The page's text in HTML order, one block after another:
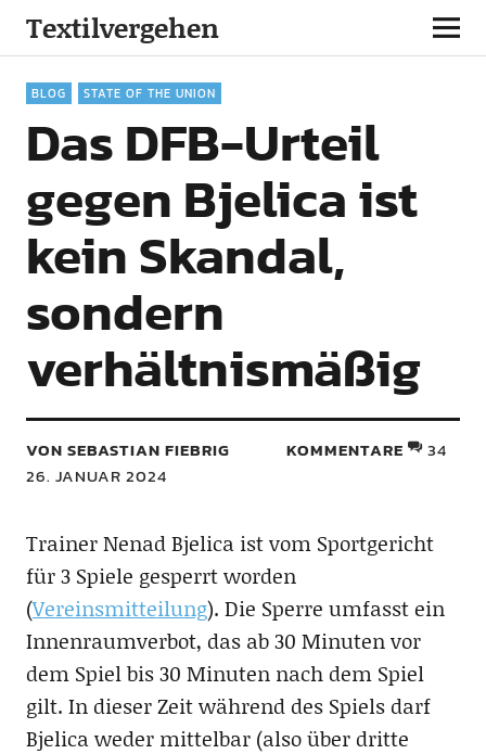
Textilvergehen
BLOG STATE OF THE UNION
Das DFB-Urteil
gegen Bjelica ist
kein Skandal,
sondern
verhältnismäßig
VON SEBASTIAN FIEBRIG
26. JANUAR 2024
KOMMENTARE 34
Trainer Nenad Bjelica ist vom Sportgericht
für 3 Spiele gesperrt worden
(Vereinsmitteilung). Die Sperre umfasst ein
Innenraumverbot, das ab 30 Minuten vor
dem Spiel bis 30 Minuten nach dem Spiel
gilt. In dieser Zeit während des Spiels darf
Bjelica weder mittelbar (also über dritte